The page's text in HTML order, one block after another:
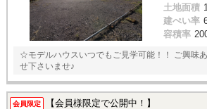
土地面積
建ぺい率
容積率
☆モデルハウスいつでもご見学可能！！ ご興味
せ下さいませ♪
会員限定 【会員様限定で公開中！】